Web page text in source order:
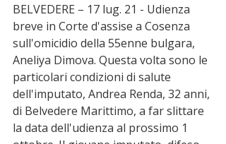
BELVEDERE – 17 lug. 21 - Udienza
breve in Corte d'assise a Cosenza
sull'omicidio della 55enne bulgara,
Aneliya Dimova. Questa volta sono le
particolari condizioni di salute
dell'imputato, Andrea Renda, 32 anni,
di Belvedere Marittimo, a far slittare
la data dell'udienza al prossimo 1